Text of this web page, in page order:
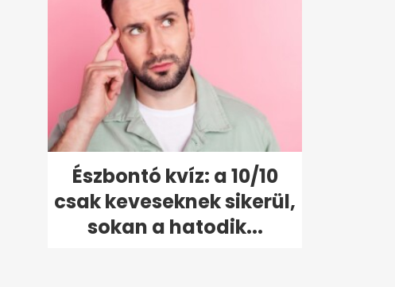
Észbontó kvíz: a 10/10
csak keveseknek sikerül,
sokan a hatodik...